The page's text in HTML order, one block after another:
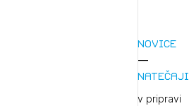
Novice
Natečaji
v pripravi